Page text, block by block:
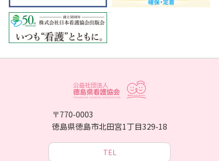
〒770-0003
徳島県徳島市北田宮1丁目329-18
TEL